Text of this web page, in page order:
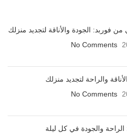
من فوربد: الجودة والأناقة لتجديد منزلك
No Comments
والراحة لتجديد منزلك
No Comments
والجودة في كل ليلة